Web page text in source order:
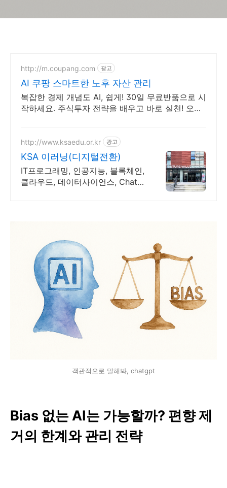
http://m.coupang.com 광고
AI 쿠팡 스마트한 노후 자산 관리
복잡한 경제 개념도 AI, 쉽게! 30일 무료반품으로 시
작하세요. 주식투자 전략을 배우고 바로 실천! 오늘
http://www.ksaedu.or.kr 광고
KSA 이러닝(디지털전환)
IT프로그래밍, 인공지능, 블록체인,
클라우드, 데이터사이언스, Chat
객관적으로 말해봐, chatgpt
Bias 없는 AI는 가능할까? 편향 제
거의 한계와 관리 전략